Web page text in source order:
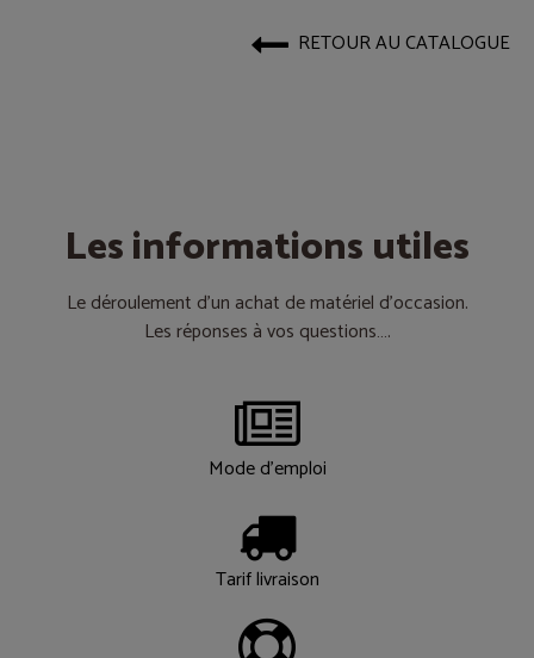
RETOUR AU CATALOGUE
Les informations utiles
Le déroulement d’un achat de matériel d’occasion.
Les réponses à vos questions….
Mode d'emploi
Tarif livraison